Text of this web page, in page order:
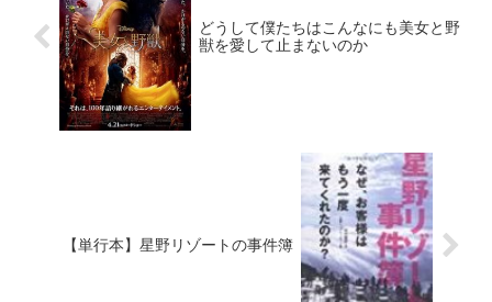
どうして僕たちはこんなにも美女と野
獣を愛して止まないのか
【単行本】星野リゾートの事件簿